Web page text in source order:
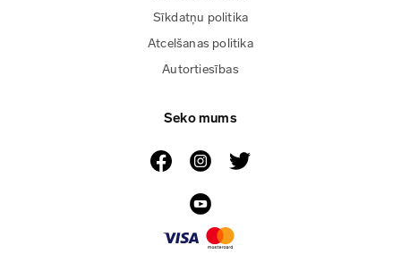
Sīkdatņu politika
Atcelšanas politika
Autortiesības
Seko mums